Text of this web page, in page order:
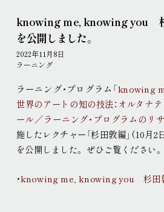
ポップ・アップ！
連携ホ
現代美術
取材申込み
画像
knowing me, knowing you
を公開しました。
2022年11月8日
ラーニング
ラーニング・プログラム「knowing
世界のアートの知の技法：オルタナ
ール／ラーニング・プログラムのリ
施したレクチャー「杉田敦編」（10月2
を公開しました。 ぜひご覧ください。
・knowing me, knowing you 杉田